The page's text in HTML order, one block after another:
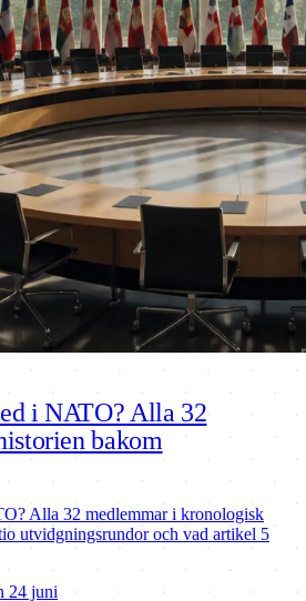
i NATO? Alla 32
bakom
Alla 32 medlemmar i kronologisk
utvidgningsrundor och vad artikel 5
24 juni